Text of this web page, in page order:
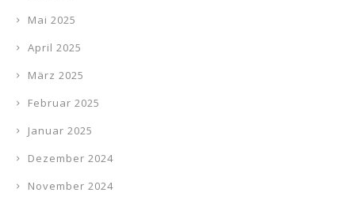
Mai 2025
April 2025
März 2025
Februar 2025
Januar 2025
Dezember 2024
November 2024